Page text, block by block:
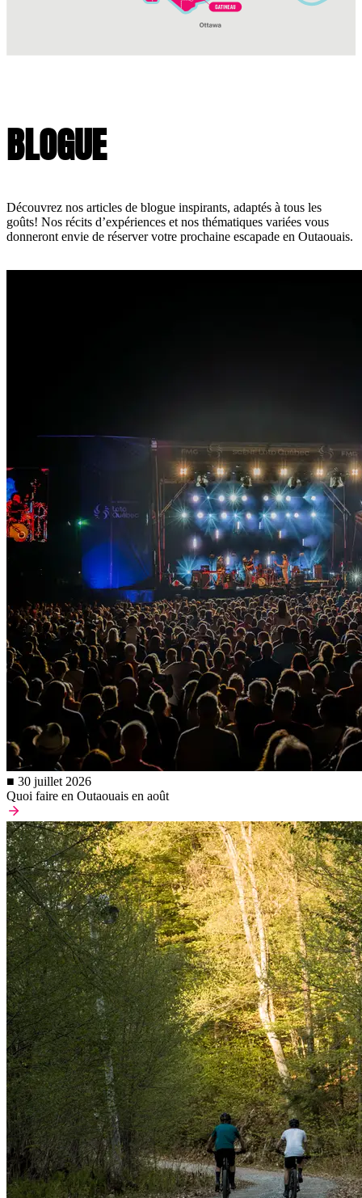
BLOGUE
Découvrez nos articles de blogue inspirants, adaptés à tous les
goûts! Nos récits d’expériences et nos thématiques variées vous
donneront envie de réserver votre prochaine escapade en Outaouais.
■ 30 juillet 2026
Quoi faire en Outaouais en août